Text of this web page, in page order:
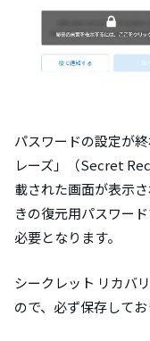
パスワードの設定が
レーズ」（Secret
載された画面が表示
きの復元用パスワー
必要となります。
シークレット リカバ
ので、必ず保存してお